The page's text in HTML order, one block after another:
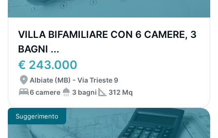
VILLA BIFAMILIARE CON 6 CAMERE, 3
BAGNI ...
€ 243.000
Albiate (MB) - Via Trieste 9
6 camere
3 bagni 312 Mq
Suggerimento